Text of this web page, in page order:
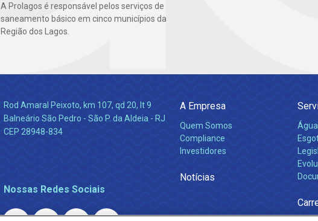
A Prolagos é responsável pelos serviços de
saneamento básico em cinco municípios da
Região dos Lagos.
Rod Amaral Peixoto, km 107, qd 20, lt 9
Balneário São Pedro - São P. da Aldeia - RJ
CEP 28948-834
Nossas Redes Sociais
A Empresa
Quem Somos
Compliance
Investidores
Notícias
Água